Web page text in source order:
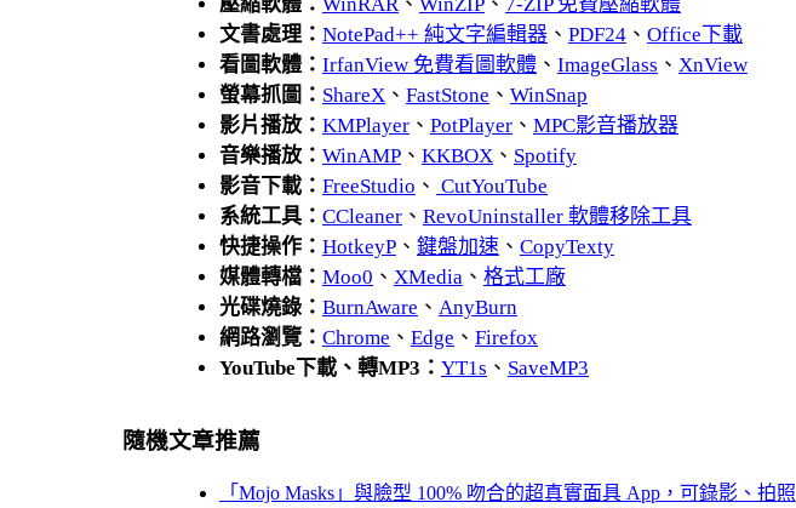
文書處理： NotePad++ 純文字編輯器、 PDF24、 Office下載
看圖軟體： IrfanView 免費看圖軟體、 ImageGlass 、 XnView
螢幕抓圖： ShareX、 FastStone 、 WinSnap
影片播放： KMPlayer、 PotPlayer、 MPC影音播放器
音樂播放： WinAMP、 KKBOX、 Spotify
影音下載： FreeStudio 、 CutYouTube
系統工具： CCleaner、 RevoUninstaller 軟體移除工具
快捷操作： HotkeyP、 鍵盤加速、 CopyTexty
媒體轉檔： Moo0 、 XMedia、 格式工廠
光碟燒錄： BurnAware 、 AnyBurn
網路瀏覽： Chrome 、 Edge 、 Firefox
YouTube下載、轉MP3： YT1s 、 SaveMP3
隨機文章推薦
「Mojo Masks」與臉型 100% 吻合的超真實面具 App，可錄影、拍照